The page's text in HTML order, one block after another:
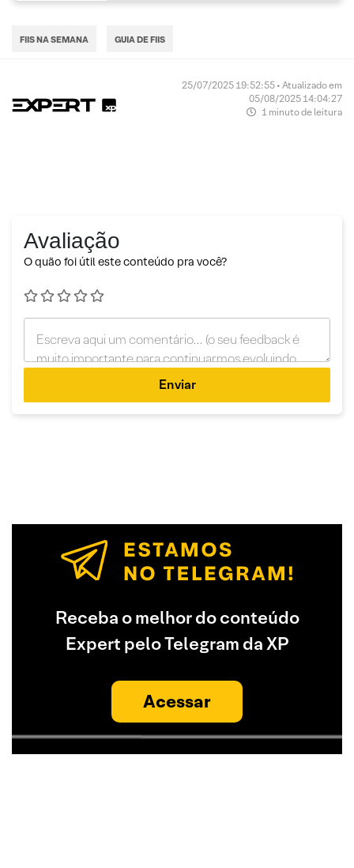
FIIS NA SEMANA GUIA DE FIIS
25/07/2025 19:52:55 • Atualizado em
05/08/2025 14:04:27
1 minuto de leitura
Avaliação
O quão foi útil este conteúdo pra você?
Enviar
Receba o melhor do conteúdo
Expert pelo Telegram da XP
Acessar